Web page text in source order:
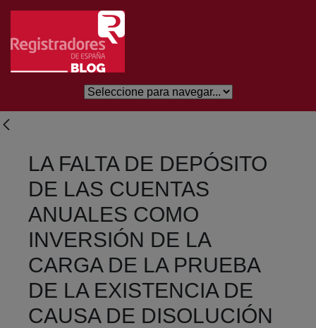
Salta al contingut principal
LA FALTA DE DEPÓSITO
DE LAS CUENTAS
ANUALES COMO
INVERSIÓN DE LA
CARGA DE LA PRUEBA
DE LA EXISTENCIA DE
CAUSA DE DISOLUCIÓN